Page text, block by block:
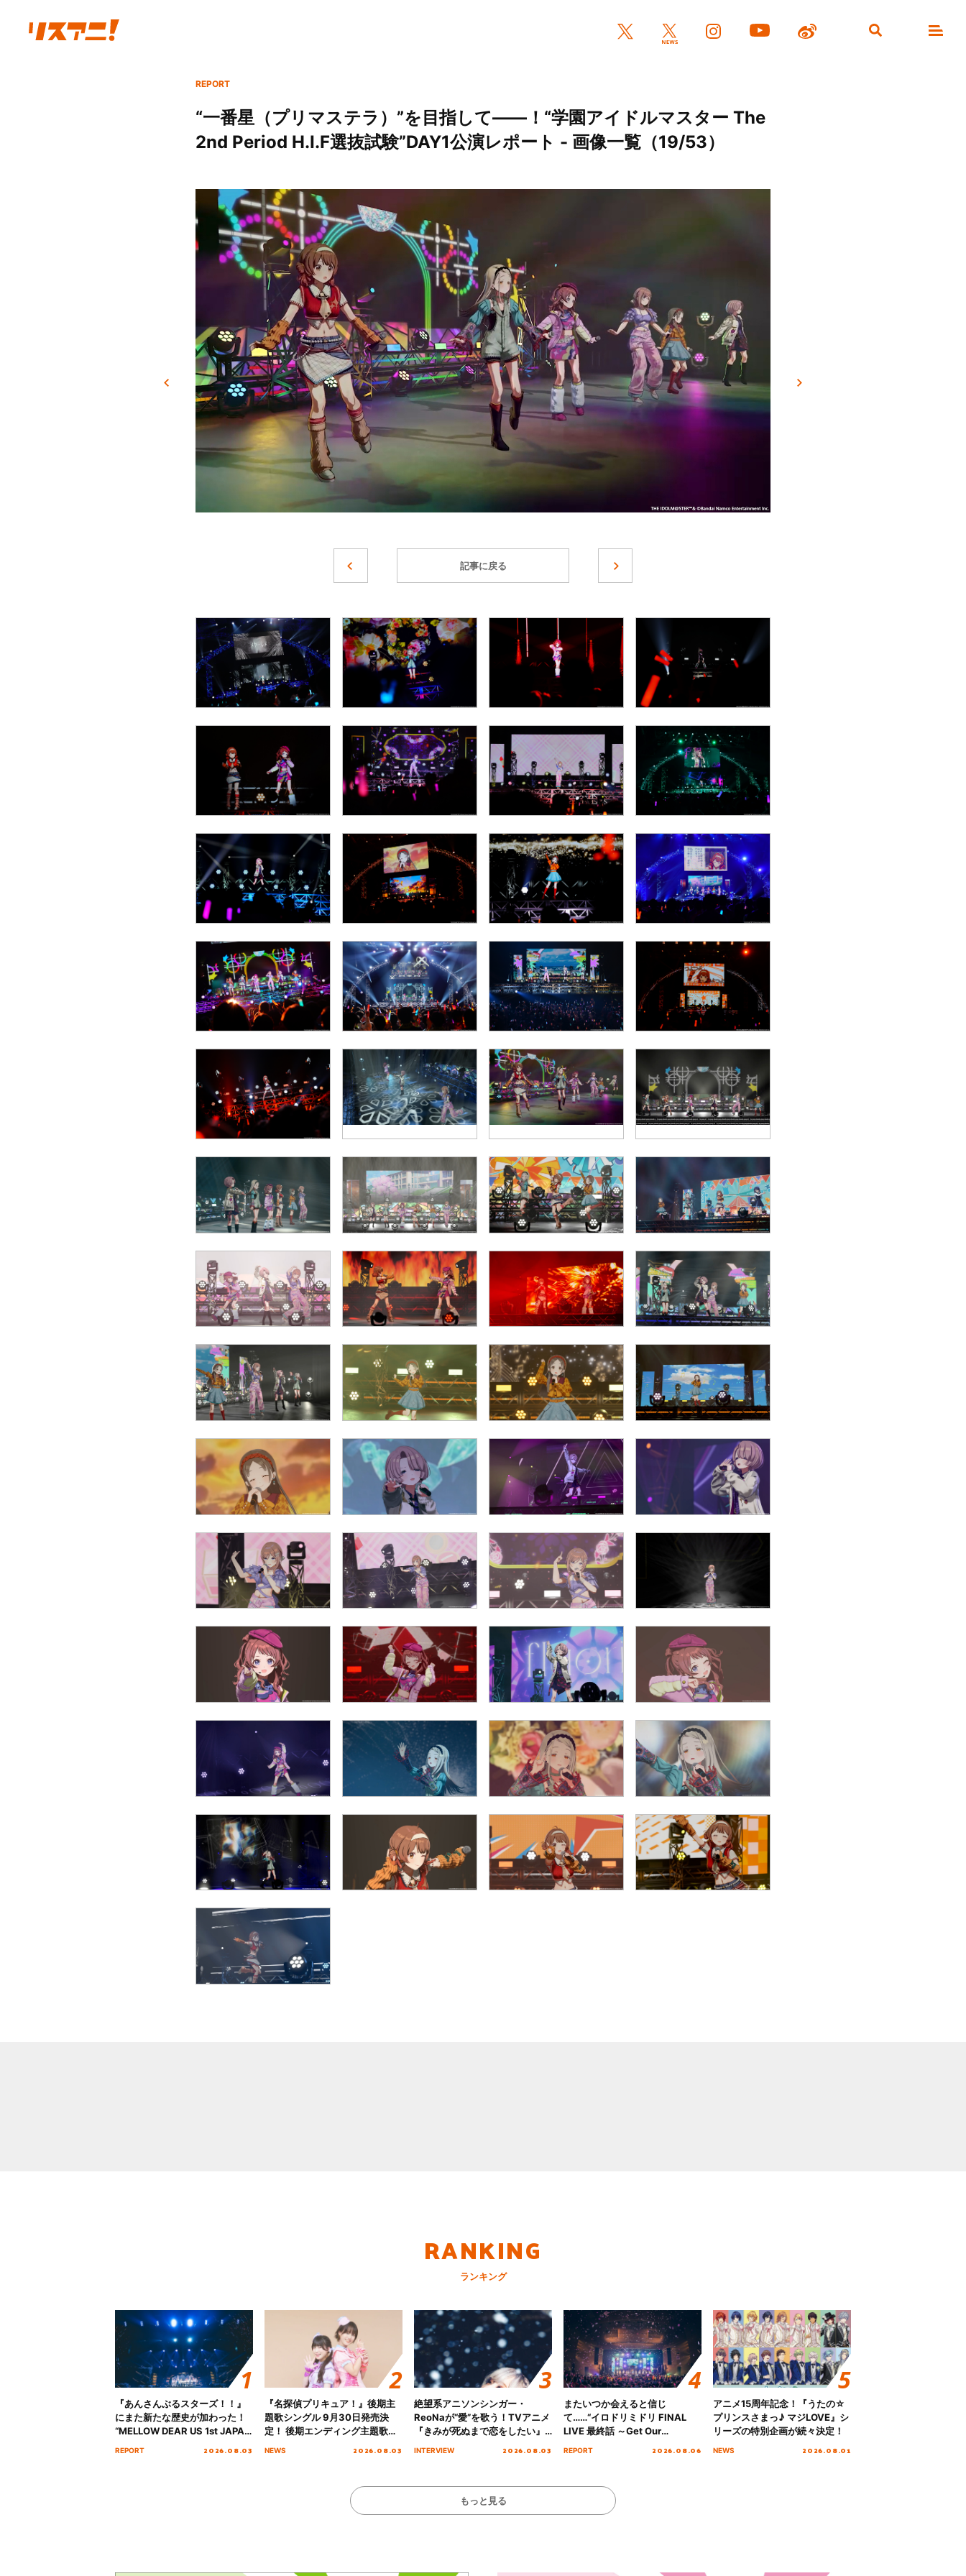
REPORT
“一番星（プリマステラ）”を目指して――！“学園アイドルマスター The
2nd Period H.I.F選抜試験”DAY1公演レポート - 画像一覧（19/53）
記事に戻る
RANKING
ランキング
『あんさんぶるスターズ！！』
にまた新たな歴史が加わった！
“MELLOW DEAR US 1st JAPAN
REPORT 2026.08.03
『名探偵プリキュア！』後期主
題歌シングル 9月30日発売決
定！ 後期エンディング主題歌
NEWS 2026.08.03
絶望系アニソンシンガー・
ReoNaが“愛”を歌う！TVアニメ
『きみが死ぬまで恋をしたい』
INTERVIEW 2026.08.03
またいつか会えると信じ
て……“イロドリミドリ FINAL
LIVE 最終話 ～Get Our
REPORT 2026.08.06
アニメ15周年記念！『うたの☆
プリンスさまっ♪ マジLOVE』シ
リーズの特別企画が続々決定！
NEWS 2026.08.01
もっと見る